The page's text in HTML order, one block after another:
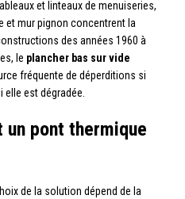
et linteaux de menuiseries,
et mur pignon concentrent la
des années 1960 à
le plancher bas sur vide
fréquente de déperditions si
elle est dégradée.
pont thermique
de la solution dépend de la